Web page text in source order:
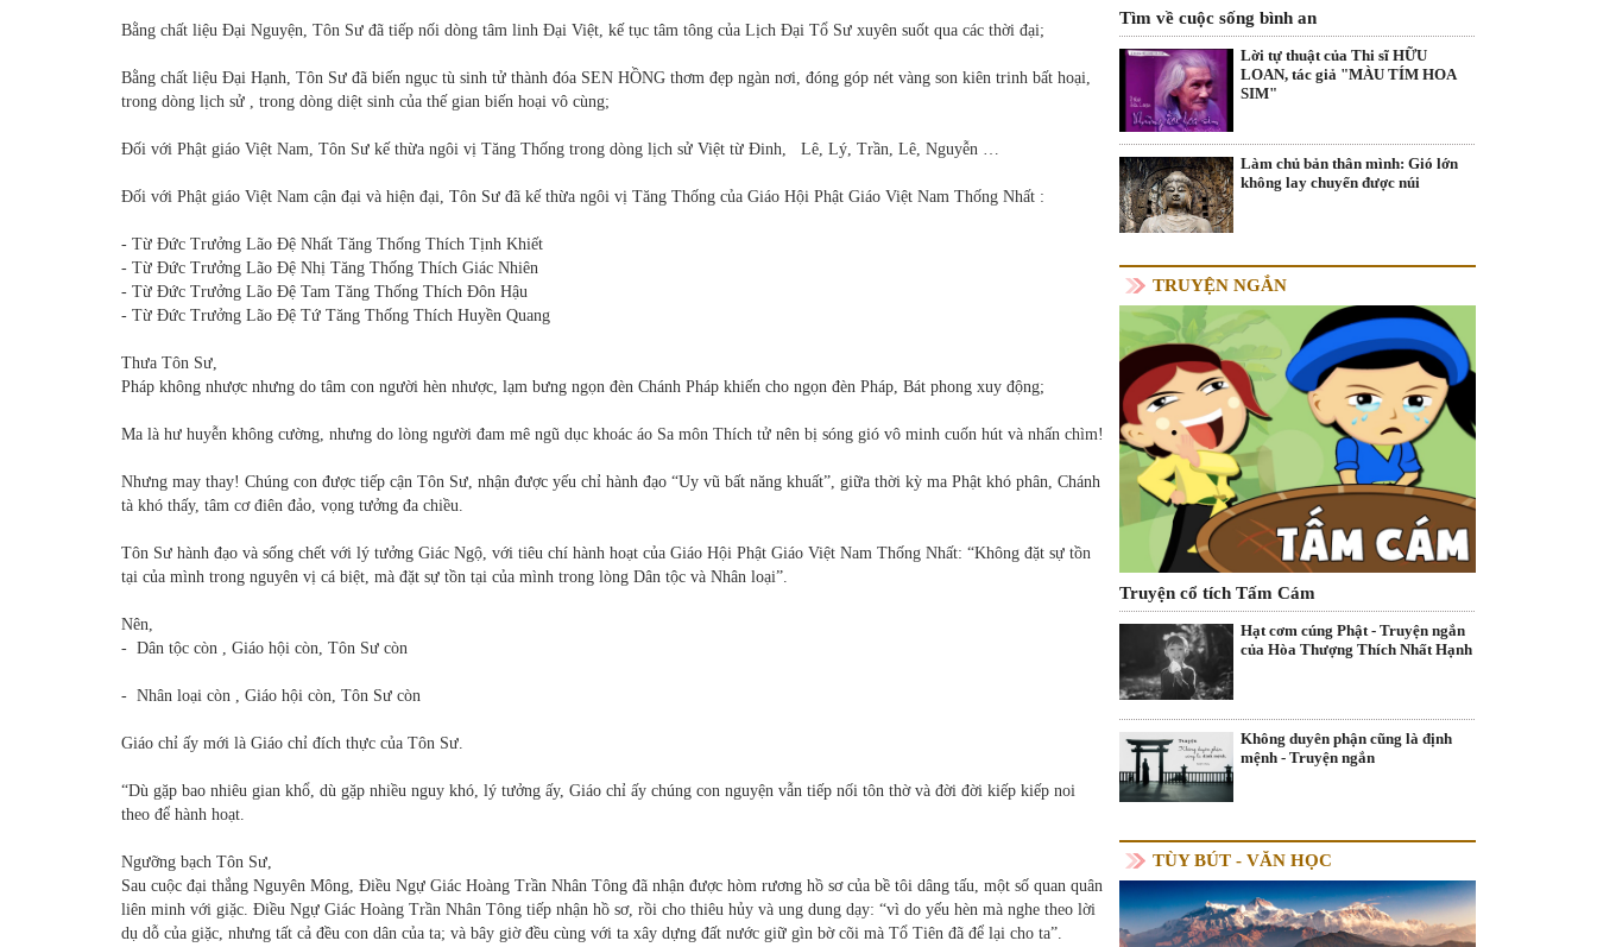
Bằng chất liệu Đại Nguyện, Tôn Sư đã tiếp nối dòng tâm linh Đại Việt, kế tục tâm tông của Lịch Đại Tổ Sư xuyên suốt qua các thời đại;
Bằng chất liệu Đại Hạnh, Tôn Sư đã biến ngục tù sinh tử thành đóa SEN HỒNG thơm đẹp ngàn nơi, đóng góp nét vàng son kiên trinh bất hoại,
trong dòng lịch sử , trong dòng diệt sinh của thế gian biến hoại vô cùng;
Đối với Phật giáo Việt Nam, Tôn Sư kế thừa ngôi vị Tăng Thống trong dòng lịch sử Việt từ Đinh, Lê, Lý, Trần, Lê, Nguyễn …
Đối với Phật giáo Việt Nam cận đại và hiện đại, Tôn Sư đã kế thừa ngôi vị Tăng Thống của Giáo Hội Phật Giáo Việt Nam Thống Nhất :
- Từ Đức Trưởng Lão Đệ Nhất Tăng Thống Thích Tịnh Khiết
- Từ Đức Trưởng Lão Đệ Nhị Tăng Thống Thích Giác Nhiên
- Từ Đức Trưởng Lão Đệ Tam Tăng Thống Thích Đôn Hậu
- Từ Đức Trưởng Lão Đệ Tứ Tăng Thống Thích Huyền Quang
Thưa Tôn Sư,
Pháp không nhược nhưng do tâm con người hèn nhược, lạm bưng ngọn đèn Chánh Pháp khiến cho ngọn đèn Pháp, Bát phong xuy động;
Ma là hư huyễn không cường, nhưng do lòng người đam mê ngũ dục khoác áo Sa môn Thích tử nên bị sóng gió vô minh cuốn hút và nhấn chìm!
Nhưng may thay! Chúng con được tiếp cận Tôn Sư, nhận được yếu chỉ hành đạo “Uy vũ bất năng khuất”, giữa thời kỳ ma Phật khó phân, Chánh
tà khó thấy, tâm cơ điên đảo, vọng tưởng đa chiều.
Tôn Sư hành đạo và sống chết với lý tưởng Giác Ngộ, với tiêu chí hành hoạt của Giáo Hội Phật Giáo Việt Nam Thống Nhất: “Không đặt sự tồn
tại của mình trong nguyên vị cá biệt, mà đặt sự tồn tại của mình trong lòng Dân tộc và Nhân loại”.
Nên,
- Dân tộc còn , Giáo hội còn, Tôn Sư còn
- Nhân loại còn , Giáo hội còn, Tôn Sư còn
Giáo chỉ ấy mới là Giáo chỉ đích thực của Tôn Sư.
“Dù gặp bao nhiêu gian khổ, dù gặp nhiều nguy khó, lý tưởng ấy, Giáo chỉ ấy chúng con nguyện vẫn tiếp nối tôn thờ và đời đời kiếp kiếp noi
theo để hành hoạt.
Ngưỡng bạch Tôn Sư,
Sau cuộc đại thắng Nguyên Mông, Điều Ngự Giác Hoàng Trần Nhân Tông đã nhận được hòm rương hồ sơ của bề tôi dâng tấu, một số quan quân
liên minh với giặc. Điều Ngự Giác Hoàng Trần Nhân Tông tiếp nhận hồ sơ, rồi cho thiêu hủy và ung dung dạy: “vì do yếu hèn mà nghe theo lời
dụ dỗ của giặc, nhưng tất cả đều con dân của ta; và bây giờ đều cùng với ta xây dựng đất nước giữ gìn bờ cõi mà Tổ Tiên đã để lại cho ta”.
Tìm về cuộc sống bình an
Lời tự thuật của Thi sĩ HỮU
LOAN, tác giả "MÀU TÍM HOA
SIM"
Làm chủ bản thân mình: Gió lớn
không lay chuyển được núi
TRUYỆN NGẮN
Truyện cổ tích Tấm Cám
Hạt cơm cúng Phật - Truyện ngắn
của Hòa Thượng Thích Nhất Hạnh
Không duyên phận cũng là định
mệnh - Truyện ngắn
TÙY BÚT - VĂN HỌC